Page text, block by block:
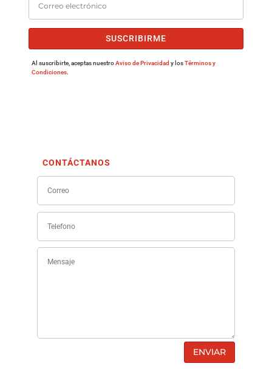
SUSCRIBIRME
Al suscribirte, aceptas nuestroAviso de Privacidad y losTérminos y
Condiciones.
CONTÁCTANOS
ENVIAR